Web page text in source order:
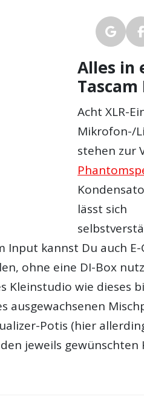
Alles in
Tascam
Acht XLR-
Mikrofon-/
stehen zur
lässt sich
Input kannst Du auch
ohne eine DI-Box
Kleinstudio wie dieses
ausgewachsenen
Potis (hier
jeweils gewünschten